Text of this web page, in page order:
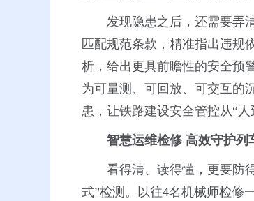
发现隐患之后，还需要弄
匹配规范条款，精准指出违规
析，给出更具前瞻性的安全预
为可量测、可回放、可交互的
患，让铁路建设安全管控从“人
智慧运维检修 高效守护列
看得清、读得懂，更要防
式”检测。以往4名机械师检修